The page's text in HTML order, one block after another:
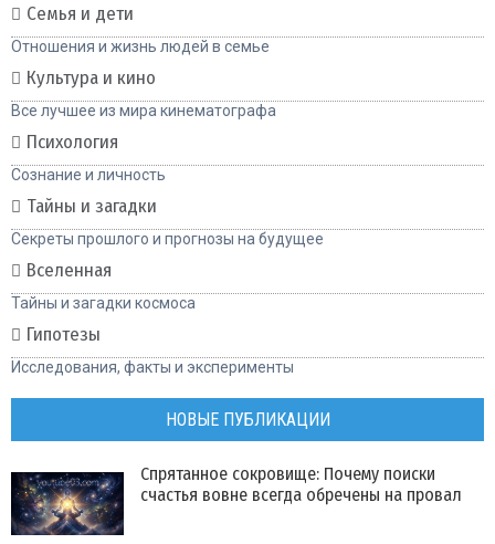
Семья и дети
Отношения и жизнь людей в семье
Культура и кино
Все лучшее из мира кинематографа
Психология
Сознание и личность
Тайны и загадки
Секреты прошлого и прогнозы на будущее
Вселенная
Тайны и загадки космоса
Гипотезы
Исследования, факты и эксперименты
НОВЫЕ ПУБЛИКАЦИИ
Спрятанное сокровище: Почему поиски
счастья вовне всегда обречены на провал